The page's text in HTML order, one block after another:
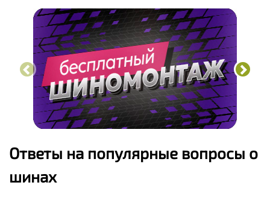
Ответы на популярные вопросы о
шинах